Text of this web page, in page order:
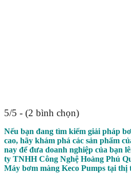
5/5 - (2 bình chọn)
Nếu bạn đang tìm kiếm giải pháp
cao, hãy khám phá các sản phẩm
nay để đưa doanh nghiệp của bạn
ty TNHH Công Nghệ Hoàng Phú
Máy bơm màng Keco Pumps tại